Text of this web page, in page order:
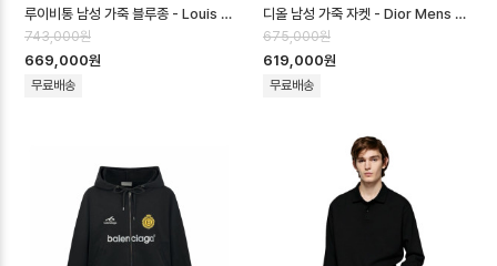
루이비통 남성 가죽 블루종 - Louis vuitton Mens Leather Blouso…
743,000원
669,000원
무료배송
디올 남성 가죽 자켓 - Dior Mens Leather Jacket - dic16757x
675,000원
619,000원
무료배송